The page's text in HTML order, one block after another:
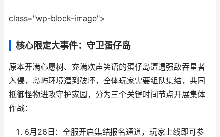
class="wp-block-image">
核心限定大事件：守卫蛋仔岛
原本开满心愿树、充满欢声笑语的蛋仔岛遭遇强敌吞星者
入侵，岛屿环境遭到破坏，全体玩家需要组队集结，共同
抵御怪物进攻守护家园，分为三个关键时间节点开展集体
作战：
6月26日：全服开启集结报名通道，玩家上线即可参